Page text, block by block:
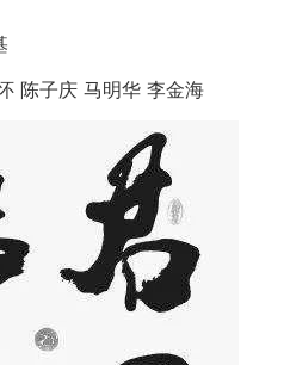
陈子庆 马明华 李金海